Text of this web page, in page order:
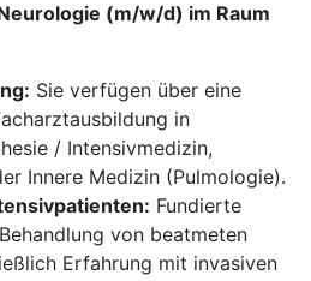
(m/w/d) im Raum
Sie verfügen über eine
in
/ Intensivmedizin,
Innere Medizin (Pulmologie).
Fundierte
von beatmeten
Erfahrung mit invasiven